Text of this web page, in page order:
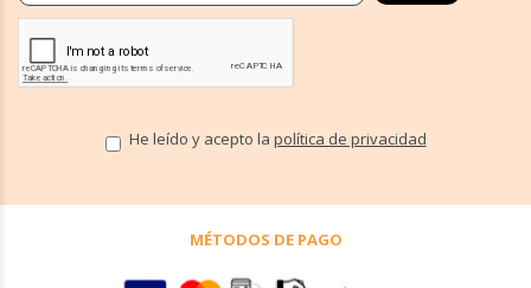
He leído y acepto la política de privacidad
MÉTODOS DE PAGO